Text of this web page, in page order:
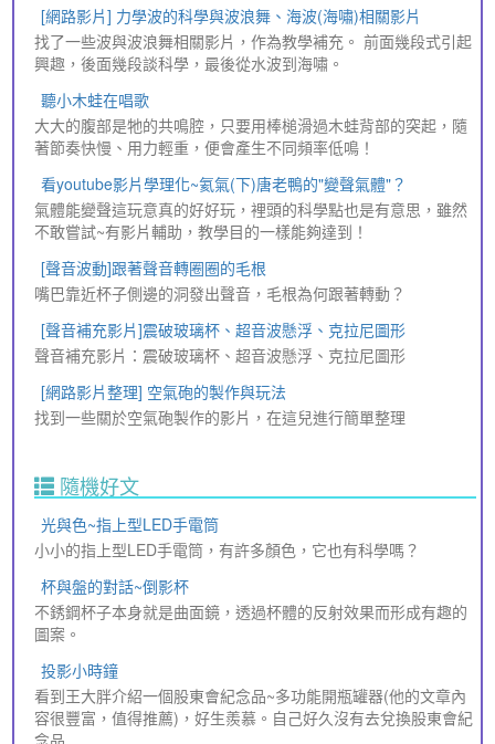
[網路影片] 力學波的科學與波浪舞、海波(海嘯)相關影片
找了一些波與波浪舞相關影片，作為教學補充。 前面幾段式引起
興趣，後面幾段談科學，最後從水波到海嘯。
聽小木蛙在唱歌
大大的腹部是牠的共鳴腔，只要用棒槌滑過木蛙背部的突起，隨
著節奏快慢、用力輕重，便會產生不同頻率低鳴！
看youtube影片學理化~氦氣(下)唐老鴨的"變聲氣體"？
氣體能變聲這玩意真的好好玩，裡頭的科學點也是有意思，雖然
不敢嘗試~有影片輔助，教學目的一樣能夠達到！
[聲音波動]跟著聲音轉圈圈的毛根
嘴巴靠近杯子側邊的洞發出聲音，毛根為何跟著轉動？
[聲音補充影片]震破玻璃杯、超音波懸浮、克拉尼圖形
聲音補充影片：震破玻璃杯、超音波懸浮、克拉尼圖形
[網路影片整理] 空氣砲的製作與玩法
找到一些關於空氣砲製作的影片，在這兒進行簡單整理
隨機好文
光與色~指上型LED手電筒
小小的指上型LED手電筒，有許多顏色，它也有科學嗎？
杯與盤的對話~倒影杯
不銹鋼杯子本身就是曲面鏡，透過杯體的反射效果而形成有趣的
圖案。
投影小時鐘
看到王大胖介紹一個股東會紀念品~多功能開瓶罐器(他的文章內
容很豐富，值得推薦)，好生羨慕。自己好久沒有去兌換股東會紀
念品